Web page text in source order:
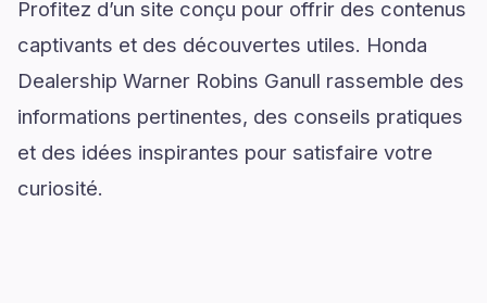
Profitez d’un site conçu pour offrir des contenus
captivants et des découvertes utiles. Honda
Dealership Warner Robins Ganull rassemble des
informations pertinentes, des conseils pratiques
et des idées inspirantes pour satisfaire votre
curiosité.